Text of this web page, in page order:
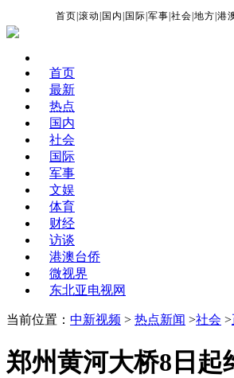
首页 |滚动 国内 国际 |军事 |社会 |地方 |港
首页
最新
热点
国内
社会
国际
军事
文娱
体育
财经
访谈
港澳台侨
微视界
东北亚电视网
当前位置： 中新视频 > 热点新闻 >社会 >
郑州黄河大桥8日起